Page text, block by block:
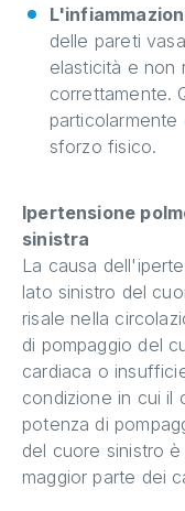
delle pareti
elasticità e non
correttamente.
sforzo fisico.
Ipertensione
sinistra
La causa
lato sinistro del
risale nella
di pompaggio del
cardiaca o
condizione in cui il
potenza di
del cuore sinistro
maggior parte dei